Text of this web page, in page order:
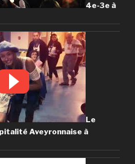
4e-3e à
Le
Aveyronnaise à